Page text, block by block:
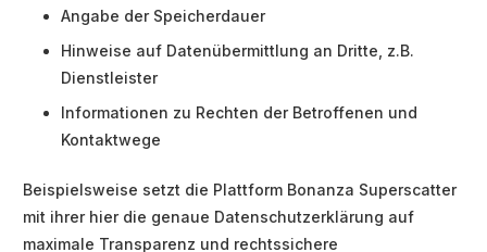
Angabe der Speicherdauer
Hinweise auf Datenübermittlung an Dritte, z.B.
Dienstleister
Informationen zu Rechten der Betroffenen und
Kontaktwege
Beispielsweise setzt die Plattform Bonanza Superscatter
mit ihrer hier die genaue Datenschutzerklärung auf
maximale Transparenz und rechtssichere